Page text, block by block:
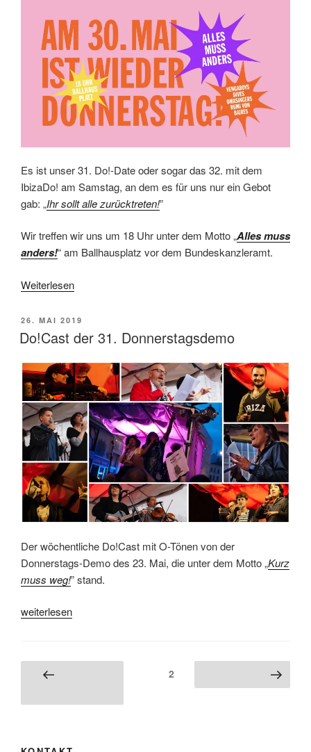
Es ist unser 31. Do!-Date oder sogar das 32. mit dem
IbizaDo! am Samstag, an dem es für uns nur ein Gebot
gab: „Ihr sollt alle zurücktreten!”
Wir treffen wir uns um 18 Uhr unter dem Motto „Alles muss
anders!“ am Ballhausplatz vor dem Bundeskanzleramt.
Weiterlesen
VERÖFFENTLICHT
AM
26. MAI 2019
Do!Cast der 31. Donnerstagsdemo
Der wöchentliche Do!Cast mit O-Tönen von der
Donnerstags-Demo des 23. Mai, die unter dem Motto „Kurz
muss weg!” stand.
„Do!Cast
Donnerstagsdemo“
weiterlesen
Seitennummerierung
Beiträge
Vorherige
Seite2 Nächste Seite